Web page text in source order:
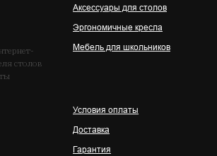
столов
Аксессуары для столов
Эргономичные кресла
Мебель для школьников
Условия оплаты
Доставка
Гарантия